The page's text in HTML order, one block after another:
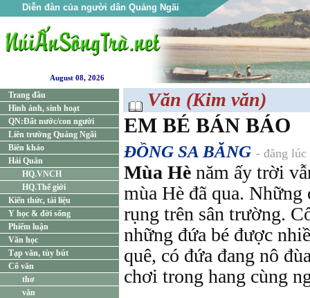
Diễn đàn của người dân Quảng Ngãi
August 08, 2026
Trang đầu
Hình ảnh, sinh hoạt
QN:Đất nước/con người
Liên trường Quảng Ngãi
Biên khảo
Hải Quân
HQ.VNCH
HQ.Thế giới
Kiến thức, tài liệu
Y học & đời sống
Phiếm luận
Văn học
Tạp văn, tùy bút
Cổ văn
thơ
văn
Văn (Kim văn)
EM BÉ BÁN BÁO
ĐỒNG SA BĂNG - đăng
Mùa Hè năm ấy trời
mùa Hè đã qua.
rụng trên sân trường.
những đứa bé được
quê, có đứa đang nô
chơi trong hang cùng